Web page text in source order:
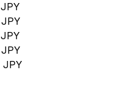
JPY
JPY
JPY
JPY
JPY